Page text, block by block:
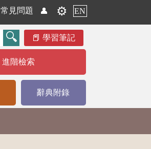
常見問題 👤 ⚙️ EN
學習筆記
進階檢索
辭典附錄